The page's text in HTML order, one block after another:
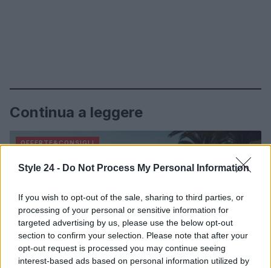
Style 24 - Do Not Process My Personal Information
If you wish to opt-out of the sale, sharing to third parties, or
processing of your personal or sensitive information for
targeted advertising by us, please use the below opt-out
section to confirm your selection. Please note that after your
opt-out request is processed you may continue seeing
interest-based ads based on personal information utilized by
Continua a leggere
OFFERTE&CONSIGLI